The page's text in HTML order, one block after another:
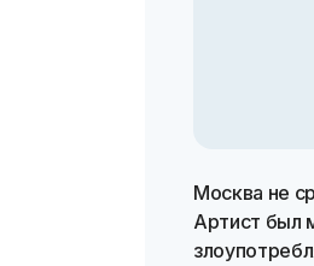
Москва не
Артист был